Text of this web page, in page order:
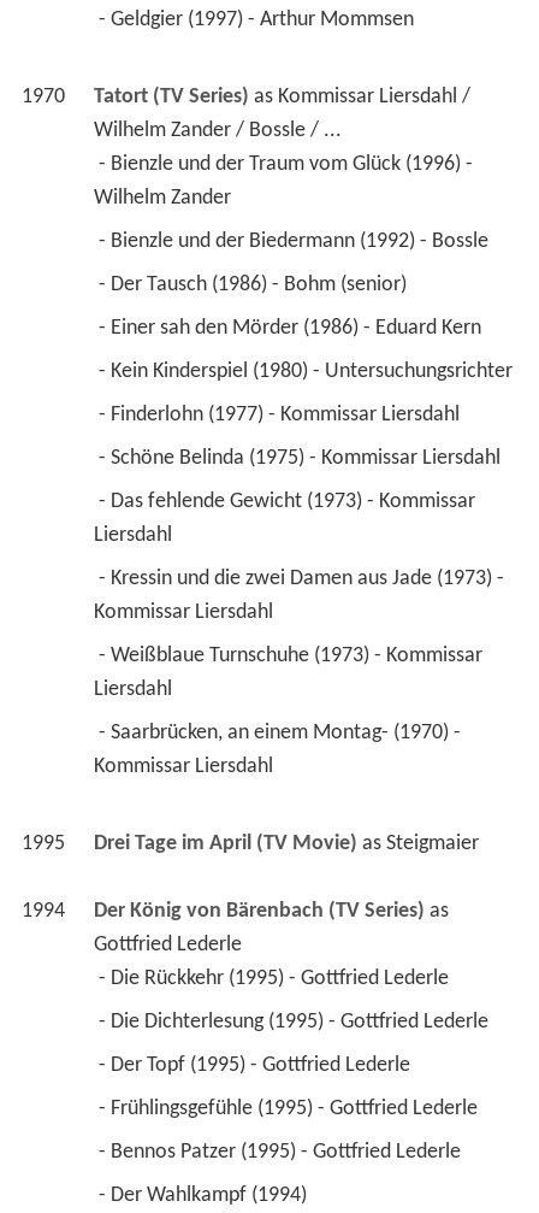
- Geldgier (1997) - Arthur Mommsen
1970 Tatort (TV Series) as Kommissar Liersdahl /
Wilhelm Zander / Bossle / ...
Wilhelm Zander
- Bienzle und der Biedermann (1992) - Bossle
- Der Tausch (1986) - Bohm (senior)
- Einer sah den Mörder (1986) - Eduard Kern
- Kein Kinderspiel (1980) - Untersuchungsrichter
- Finderlohn (1977) - Kommissar Liersdahl
- Schöne Belinda (1975) - Kommissar Liersdahl
Liersdahl
Kommissar Liersdahl
Liersdahl
Kommissar Liersdahl
1995 Drei Tage im April (TV Movie) as Steigmaier
1994 Der König von Bärenbach (TV Series)
as
Gottfried Lederle
- Die Rückkehr (1995) - Gottfried Lederle
- Die Dichterlesung (1995) - Gottfried Lederle
- Der Topf (1995) - Gottfried Lederle
- Frühlingsgefühle (1995) - Gottfried Lederle
- Bennos Patzer (1995) - Gottfried Lederle
- Der Wahlkampf (1994)